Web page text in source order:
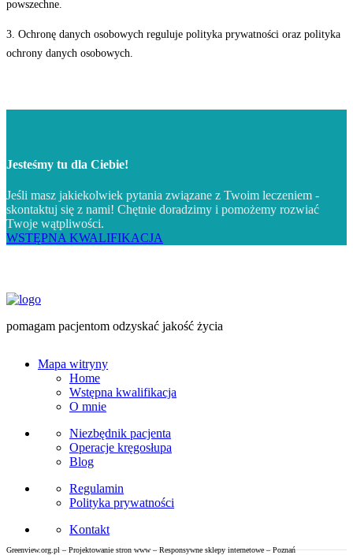
powszechne.
3. Ochronę danych osobowych reguluje polityka prywatności oraz polityka
ochrony danych osobowych.
Jesteśmy tu dla Ciebie!
Jeśli masz jakiekolwiek pytania związane z Twoim leczeniem -
skontaktuj się z nami! Chętnie doradzimy i pomożemy rozwiać
Twoje wątpliwości.
WSTĘPNA KWALIFIKACJA
pomagam pacjentom odzyskać jakość życia
Mapa witryny
Home
Wstępna kwalifikacja
O mnie
Niezbędnik pacjenta
Operacje kręgosłupa
Blog
Regulamin
Polityka prywatności
Kontakt
Greenview.org.pl – Projektowanie stron www – Responsywne sklepy internetowe – Poznań